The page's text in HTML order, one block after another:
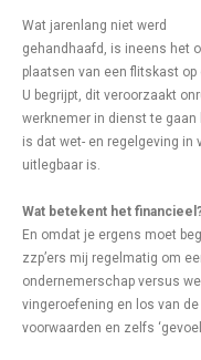
Wat jarenlang niet werd
gehandhaafd, is ineens het
plaatsen van een flitskast
U begrijpt, dit veroorzaakt
werknemer in dienst te gaan
is dat wet- en regelgeving in
uitlegbaar is.
Wat betekent het
En omdat je ergens moet
zzp’ers mij regelmatig om
ondernemerschap versus
vingeroefening en los van
voorwaarden en zelfs